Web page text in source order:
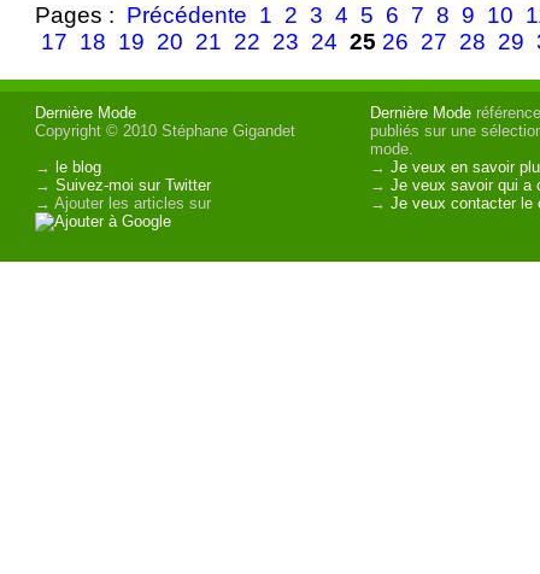
Pages : Précédente 1 2 3 4 5 6 7 8 9 10
17 18 19 20 21 22 23 24 25 26 27 28 29
Dernière Mode
Copyright © 2010 Stéphane Gigandet
→le blog
→Suivez-moi sur Twitter
→ Ajouter les articles sur
Dernière Mode
publiés sur une
mode.
→Je veux en savoir
→Je veux savoir qui a
→Je veux contacter le